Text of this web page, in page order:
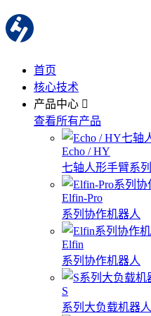
首页
核心技术
产品中心
查看所有产品
Echo / HY
七轴人形手臂系列
Elfin-Pro
系列协作机器人
Elfin
系列协作机器人
S
系列大负载机器人